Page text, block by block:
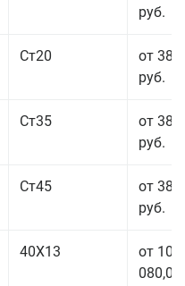
руб.
Ст20
от 38
руб.
Ст35
от 38
руб.
Ст45
от 38
руб.
40Х13
от 103
080,00